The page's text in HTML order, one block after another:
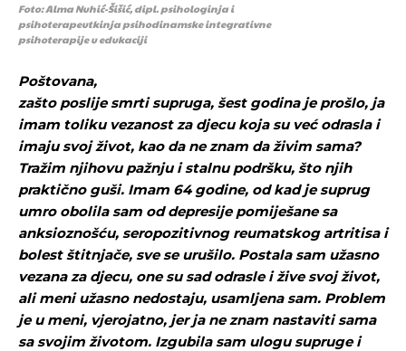
Foto: Alma Nuhić-Šišić, dipl. psihologinja i
psihoterapeutkinja psihodinamske integrativne
psihoterapije u edukaciji
Poštovana,
zašto poslije smrti supruga, šest godina je prošlo, ja
imam toliku vezanost za djecu koja su već odrasla i
imaju svoj život, kao da ne znam da živim sama?
Tražim njihovu pažnju i stalnu podršku, što njih
praktično guši. Imam 64 godine, od kad je suprug
umro obolila sam od depresije pomiješane sa
anksioznošću, seropozitivnog reumatskog artritisa i
bolest štitnjače, sve se urušilo. Postala sam užasno
vezana za djecu, one su sad odrasle i žive svoj život,
ali meni užasno nedostaju, usamljena sam. Problem
je u meni, vjerojatno, jer ja ne znam nastaviti sama
sa svojim životom. Izgubila sam ulogu supruge i